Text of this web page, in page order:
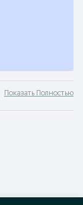
Показать Полностью